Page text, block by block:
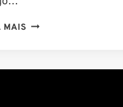
MAIS CONCURSO
COMO